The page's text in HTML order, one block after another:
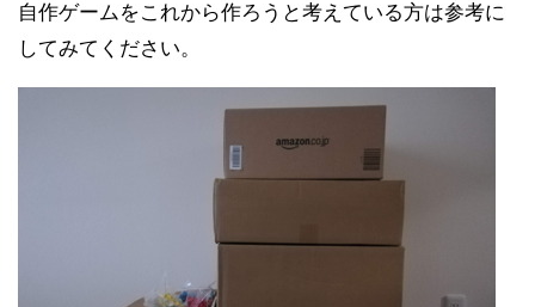
自作ゲームをこれから作ろうと考えている方は参考に
してみてください。